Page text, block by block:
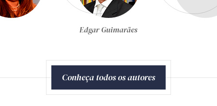
Egon Bockmann Moreira
Conheça todos os autores